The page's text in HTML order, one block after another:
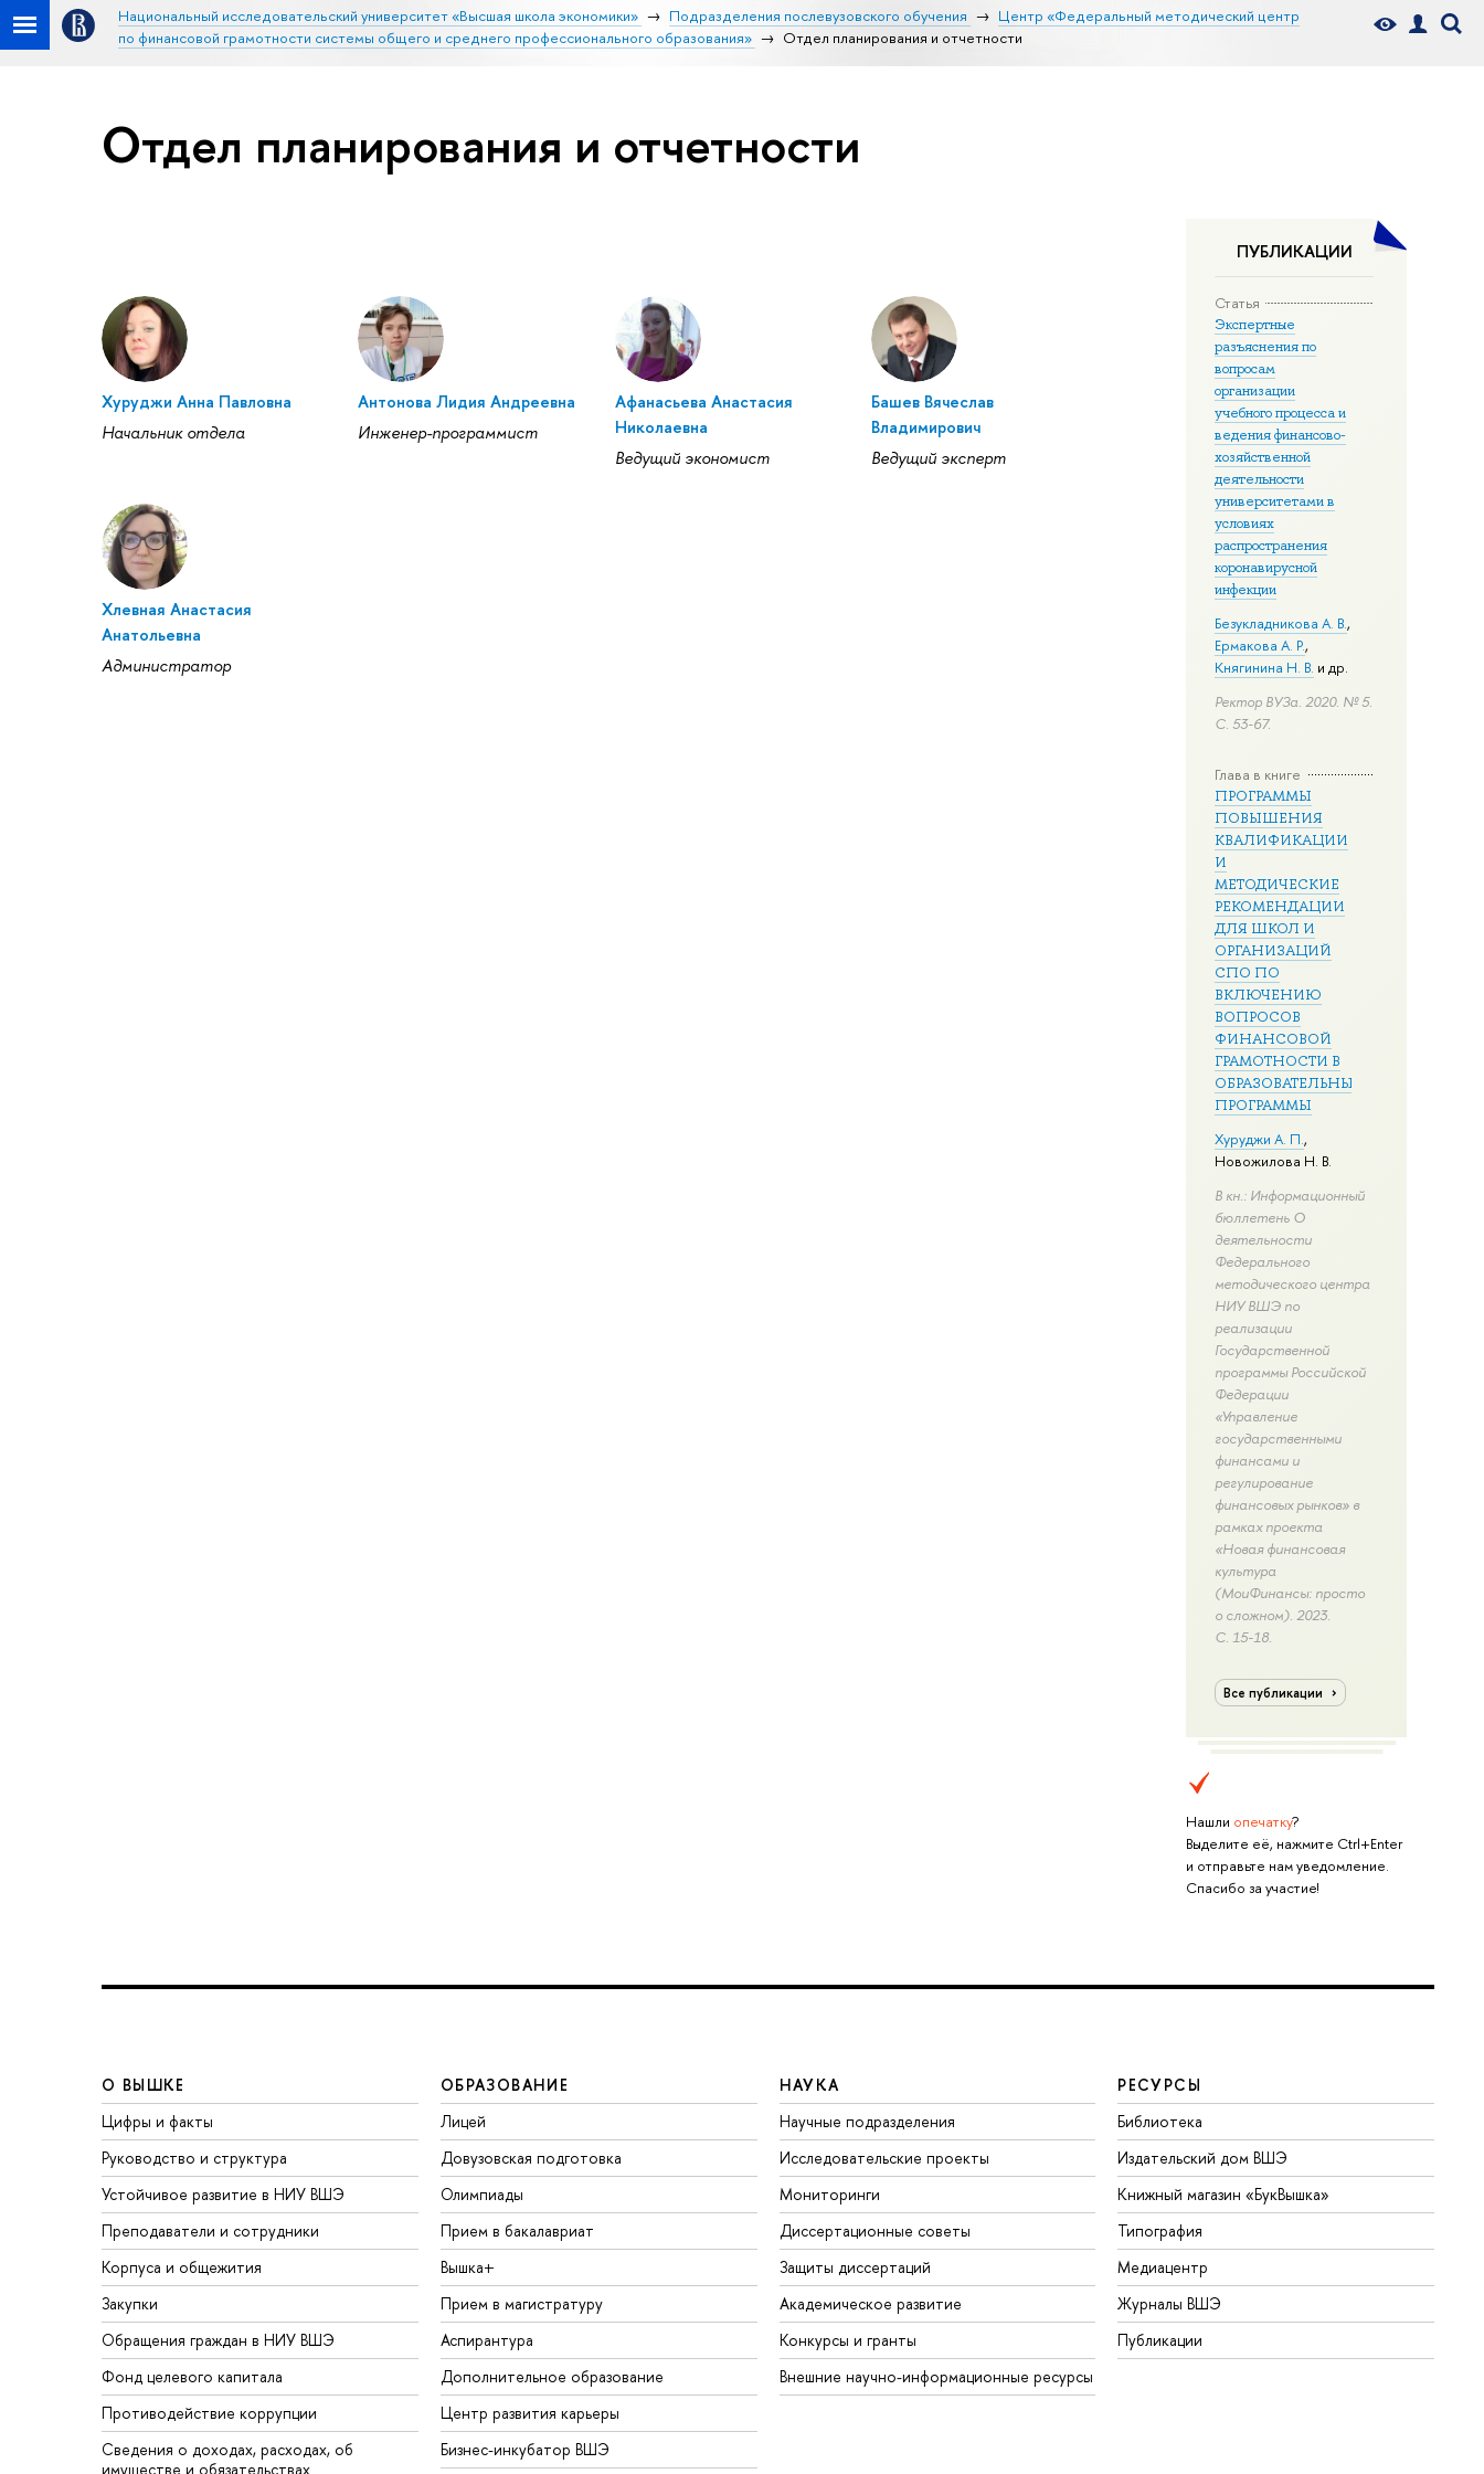
Национальный исследовательский университет «Высшая школа экономики» Подразделения послевузовского обучения
Центр «Федеральный методический центр
по финансовой грамотности системы общего и среднего профессионального образования»
Отдел планирования и отчетности
Отдел планирования и отчетности
ПУБЛИКАЦИИ
Статья
Экспертные
разъяснения по
вопросам
организации
учебного процесса и
ведения финансово-
хозяйственной
деятельности
университетами в
условиях
распространения
коронавирусной
инфекции
Безукладникова А. В.,
Ермакова А. Р.,
Княгинина Н. В. и др.
Ректор ВУЗа. 2020. № 5.
С. 53-67.
Глава в книге
ПРОГРАММЫ
ПОВЫШЕНИЯ
КВАЛИФИКАЦИИ
И
МЕТОДИЧЕСКИЕ
РЕКОМЕНДАЦИИ
ДЛЯ ШКОЛ И
ОРГАНИЗАЦИЙ
СПО ПО
ВКЛЮЧЕНИЮ
ВОПРОСОВ
ФИНАНСОВОЙ
ГРАМОТНОСТИ В
ОБРАЗОВАТЕЛЬНЫЕ
ПРОГРАММЫ
Хуруджи А. П.,
Новожилова Н. В.
В кн.: Информационный
бюллетень О
деятельности
Федерального
методического центра
НИУ ВШЭ по
реализации
Государственной
программы Российской
Федерации
«Управление
государственными
финансами и
регулирование
финансовых рынков» в
рамках проекта
«Новая финансовая
культура
(МоиФинансы: просто
о сложном). 2023.
С. 15-18.
Все публикации
Нашли опечатку?
Выделите её, нажмите Ctrl+Enter
и отправьте нам уведомление.
Спасибо за участие!
Хуруджи Анна Павловна
Начальник отдела
Антонова Лидия Андреевна
Инженер-программист
Афанасьева Анастасия
Николаевна
Ведущий экономист
Башев Вячеслав
Владимирович
Ведущий эксперт
Хлевная Анастасия
Анатольевна
Администратор
О ВЫШКЕ
Цифры и факты
Руководство и структура
Устойчивое развитие в НИУ ВШЭ
Преподаватели и сотрудники
Корпуса и общежития
Закупки
Обращения граждан в НИУ ВШЭ
Фонд целевого капитала
Противодействие коррупции
Сведения о доходах, расходах, об
имуществе и обязательствах
ОБРАЗОВАНИЕ
Лицей
Довузовская подготовка
Олимпиады
Прием в бакалавриат
Вышка+
Прием в магистратуру
Аспирантура
Дополнительное образование
Центр развития карьеры
Бизнес-инкубатор ВШЭ
НАУКА
Научные подразделения
Исследовательские проекты
Мониторинги
Диссертационные советы
Защиты диссертаций
Академическое развитие
Конкурсы и гранты
Внешние научно-информационные ресурсы
РЕСУРСЫ
Библиотека
Издательский дом ВШЭ
Книжный магазин «БукВышка»
Типография
Медиацентр
Журналы ВШЭ
Публикации